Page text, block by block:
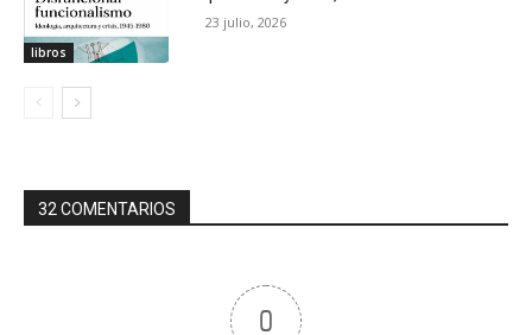
libros
23 julio, 2026
32 COMENTARIOS
0